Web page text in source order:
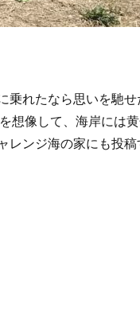
乗れたなら思いを馳
想像して、海岸には
レンジ海の家にも投